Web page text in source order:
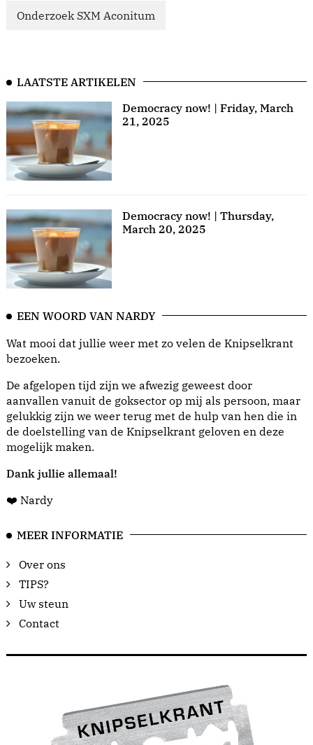
Onderzoek SXM Aconitum
LAATSTE ARTIKELEN
Democracy now! | Friday, March
21, 2025
Democracy now! | Thursday,
March 20, 2025
EEN WOORD VAN NARDY
Wat mooi dat jullie weer met zo velen de Knipselkrant
bezoeken.
De afgelopen tijd zijn we afwezig geweest door
aanvallen vanuit de goksector op mij als persoon, maar
gelukkig zijn we weer terug met de hulp van hen die in
de doelstelling van de Knipselkrant geloven en deze
mogelijk maken.
Dank jullie allemaal!
❤️ Nardy
MEER INFORMATIE
Over ons
TIPS?
Uw steun
Contact